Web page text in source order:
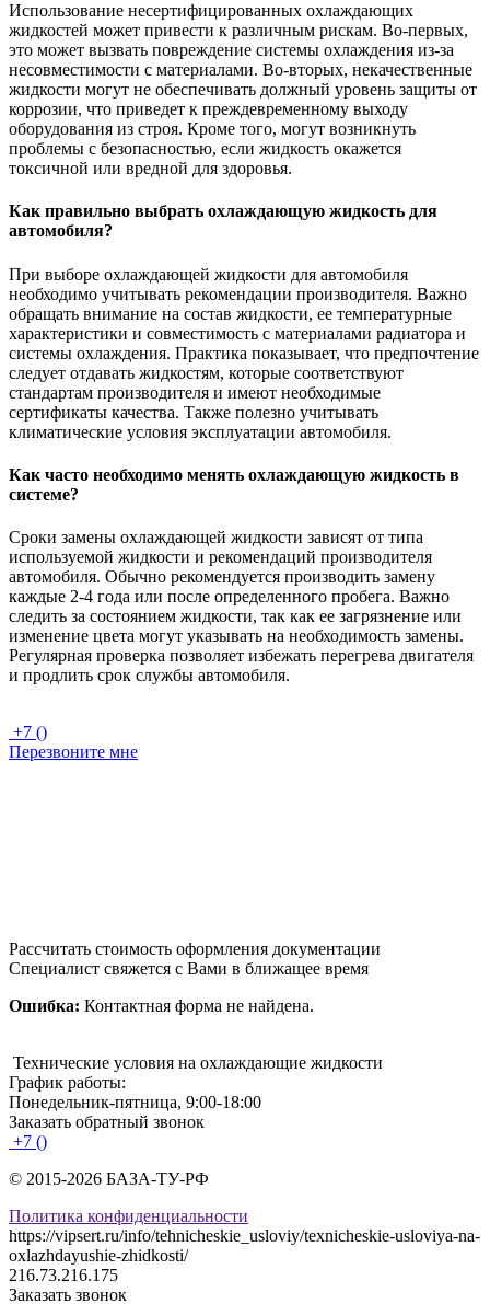
Использование несертифицированных охлаждающих
жидкостей может привести к различным рискам. Во-первых,
это может вызвать повреждение системы охлаждения из-за
несовместимости с материалами. Во-вторых, некачественные
жидкости могут не обеспечивать должный уровень защиты от
коррозии, что приведет к преждевременному выходу
оборудования из строя. Кроме того, могут возникнуть
проблемы с безопасностью, если жидкость окажется
токсичной или вредной для здоровья.
Как правильно выбрать охлаждающую жидкость для
автомобиля?
При выборе охлаждающей жидкости для автомобиля
необходимо учитывать рекомендации производителя. Важно
обращать внимание на состав жидкости, ее температурные
характеристики и совместимость с материалами радиатора и
системы охлаждения. Практика показывает, что предпочтение
следует отдавать жидкостям, которые соответствуют
стандартам производителя и имеют необходимые
сертификаты качества. Также полезно учитывать
климатические условия эксплуатации автомобиля.
Как часто необходимо менять охлаждающую жидкость в
системе?
Сроки замены охлаждающей жидкости зависят от типа
используемой жидкости и рекомендаций производителя
автомобиля. Обычно рекомендуется производить замену
каждые 2-4 года или после определенного пробега. Важно
следить за состоянием жидкости, так как ее загрязнение или
изменение цвета могут указывать на необходимость замены.
Регулярная проверка позволяет избежать перегрева двигателя
и продлить срок службы автомобиля.
+7 ()
Перезвоните мне
Рассчитать стоимость оформления документации
Специалист свяжется с Вами в ближащее время
Ошибка: Контактная форма не найдена.
Технические условия на охлаждающие жидкости
График работы:
Понедельник-пятница, 9:00-18:00
Заказать обратный звонок
+7 ()
© 2015-2026 БАЗА-ТУ-РФ
Политика конфиденциальности
https://vipsert.ru/info/tehnicheskie_usloviy/texnicheskie-usloviya-na-
oxlazhdayushie-zhidkosti/
216.73.216.175
Заказать звонок